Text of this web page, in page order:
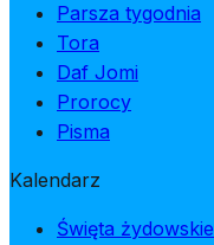
Parsza tygodnia
Tora
Daf Jomi
Prorocy
Pisma
Kalendarz
Święta żydowskie